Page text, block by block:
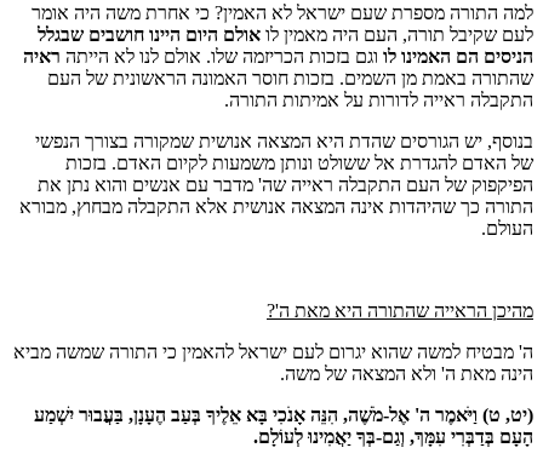
למה התורה מספרת שעם ישראל לא האמין? כי אחרת משה היה אומר
לעם שקיבל תורה, העם היה מאמין לו אולם היום היינו חושבים שבגלל
הניסים הם האמינו לו וגם בזכות הכריזמה שלו. אולם לנו לא הייתה ראיה
שהתורה באמת מן השמים. בזכות חוסר האמונה הראשונית של העם
התקבלה ראייה לדורות על אמיתות התורה.
בנוסף, יש הגורסים שהדת היא המצאה אנושית שמקורה בצורך הנפשי
של האדם להגדרת אל ששולט ונותן משמעות לקיום האדם. בזכות
הפיקפוק של העם התקבלה ראייה שה' מדבר עם אנשים והוא נתן את
התורה כך שהיהדות אינה המצאה אנושית אלא התקבלה מבחוץ, מבורא
העולם.
מהיכן הראייה שהתורה היא מאת ה'?
ה' מבטיח למשה שהוא יגרום לעם ישראל להאמין כי התורה שמשה מביא
הינה מאת ה' ולא המצאה של משה.
(יט, ט) וַיֹּאמֶר ה' אֶל-מֹשֶׁה, הִנֵּה אָנֹכִי בָּא אֵלֶיךָ בְּעַב הֶעָנָן, בַּעֲבוּר יִשְׁמַע
הָעָם בְּדַבְּרִי עִמָּךְ, וְגַם-בְּךָ יַאֲמִינוּ לְעוֹלָם.